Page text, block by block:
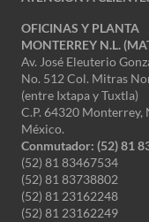
OFICINAS Y PLANTA
MONTERREY N.L.
Av. José Eleuterio
No. 512 Col. Mitras
(entre Ixtapa y Tuxtla)
C.P. 64320 Monterrey,
México.
Conmutador: (52) 81
(52) 81 83467534
(52) 81 83738802
(52) 81 23162248
(52) 81 23162249